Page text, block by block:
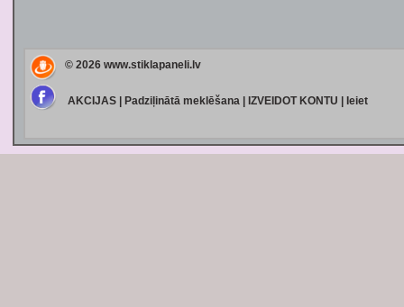
© 2026 www.stiklapaneli.lv
AKCIJAS| Padziļinātā meklēšana| IZVEIDOT KONTU Ieiet